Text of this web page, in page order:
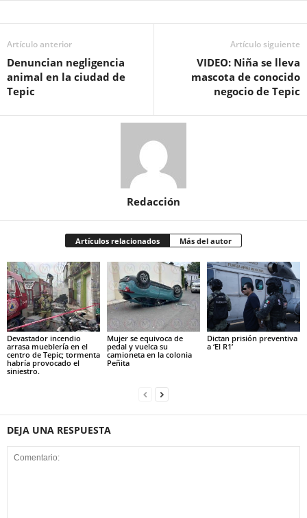
Artículo anterior
Denuncian negligencia
animal en la ciudad de
Tepic
Artículo siguiente
VIDEO: Niña se lleva
mascota de conocido
negocio de Tepic
Redacción
Artículos relacionados Más del autor
Devastador incendio
arrasa mueblería en el
centro de Tepic; tormenta
habría provocado el
siniestro.
Mujer se equivoca de
pedal y vuelca su
camioneta en la colonia
Peñita
Dictan prisión preventiva
a ‘El R1’
DEJA UNA RESPUESTA